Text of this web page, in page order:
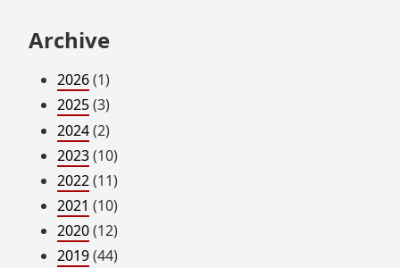
Archive
2026(1)
2025(3)
2024(2)
2023(10)
2022(11)
2021 (10)
2020(12)
2019(44)